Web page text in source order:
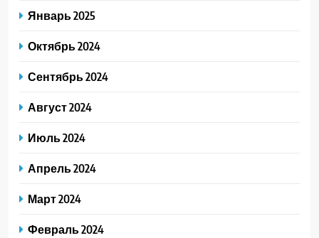
Январь 2025
Октябрь 2024
Сентябрь 2024
Август 2024
Июль 2024
Апрель 2024
Март 2024
Февраль 2024